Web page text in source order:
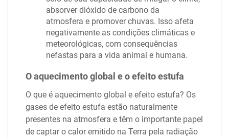
absorver dióxido de carbono da
atmosfera e promover chuvas. Isso afeta
negativamente as condições climáticas e
meteorológicas, com consequências
nefastas para a vida animal e humana.
O aquecimento global e o efeito estufa
O que é aquecimento global e efeito estufa? Os
gases de efeito estufa estão naturalmente
presentes na atmosfera e têm o importante papel
de captar o calor emitido na Terra pela radiação